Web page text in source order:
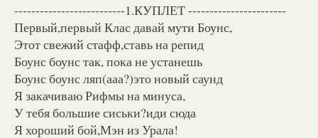
--------------------------1.КУПЛЕТ -----------------------
Первый,первый Клас давай мути Боунс,
Этот свежий стафф,ставь на репид
Боунс боунс так, пока не устанешь
Боунс боунс ляп(ааа?)это новый саунд
Я закачиваю Рифмы на минуса,
У тебя большие сиськи?иди сюда
Я хороший бой,Мэн из Урала!